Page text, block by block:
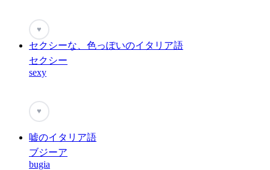
♥
セクシーな、色っぽいのイタリア語
セクシー
sexy
♥
嘘のイタリア語
ブジーア
bugia